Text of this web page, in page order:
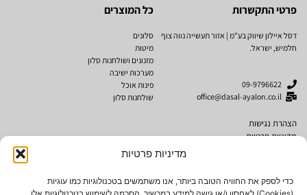
מדיניות פרטיות
כדי לספק את החוויה הטובה ביותר, אנו משתמשים בטכנולוגיות כמו עוגיות
פרטי התקשרות
דסל איילון שיווק בע"מ | אזור תעשייה נווה צוף
חלמיש, ישראל.
09-9796622
office@dasal-ayalon.co.il
הצהרת נגישות
מדיניות פרטיות
כל המוצרים
סלונים
מיטות
מזנונים ושולחנות סלון
מערכות ישיבה
פינות אוכל
שולחנות סלון